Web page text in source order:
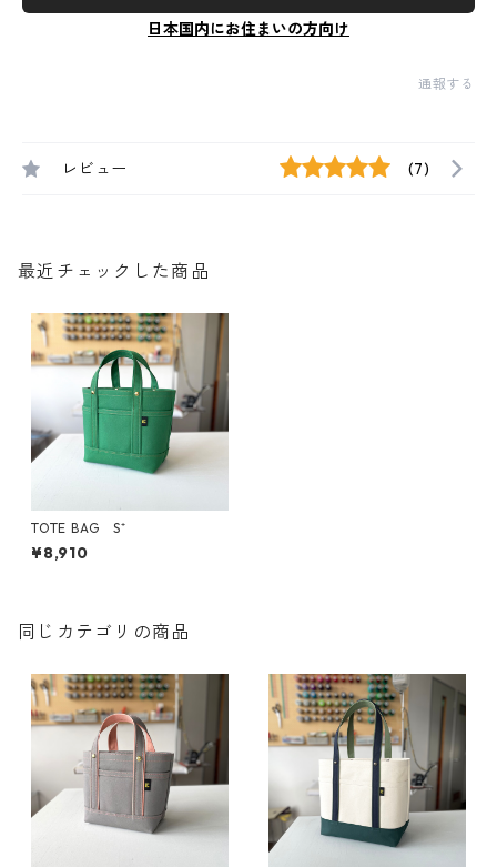
日本国内にお住まいの方向け
通報する
レビュー (7)
最近チェックした商品
TOTE BAG S⁺
¥8,910
同じカテゴリの商品